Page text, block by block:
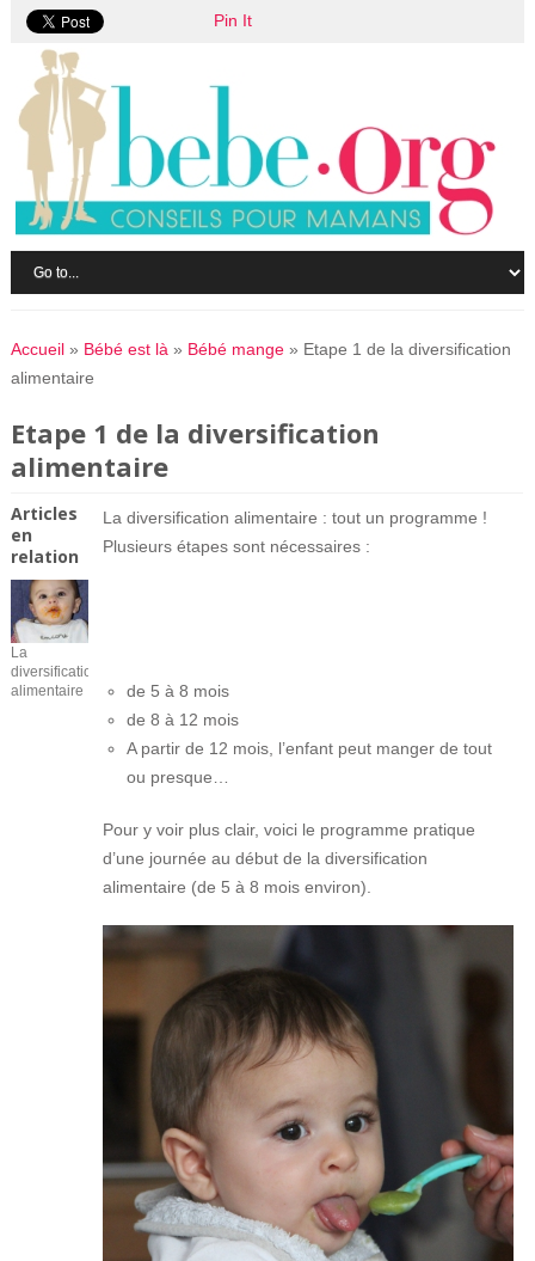
Accueil» Bébé est là » Bébé mange» Etape 1 de la diversification
alimentaire
Etape 1 de la diversification
alimentaire
La diversification alimentaire : tout un programme !
Plusieurs étapes sont nécessaires :
de 5 à 8 mois
de 8 à 12 mois
A partir de 12 mois, l’enfant peut manger de tout
ou presque…
Pour y voir plus clair, voici le programme pratique
d’une journée au début de la diversification
alimentaire (de 5 à 8 mois environ).
Articles
en
relation
La
diversification
alimentaire
Pin It